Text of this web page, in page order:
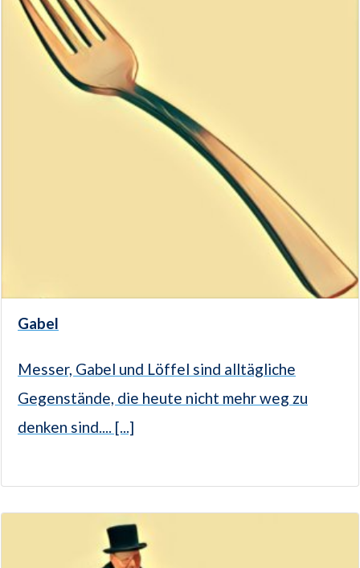
Gabel
Messer, Gabel und Löffel sind alltägliche
Gegenstände, die heute nicht mehr weg zu
denken sind.... [...]